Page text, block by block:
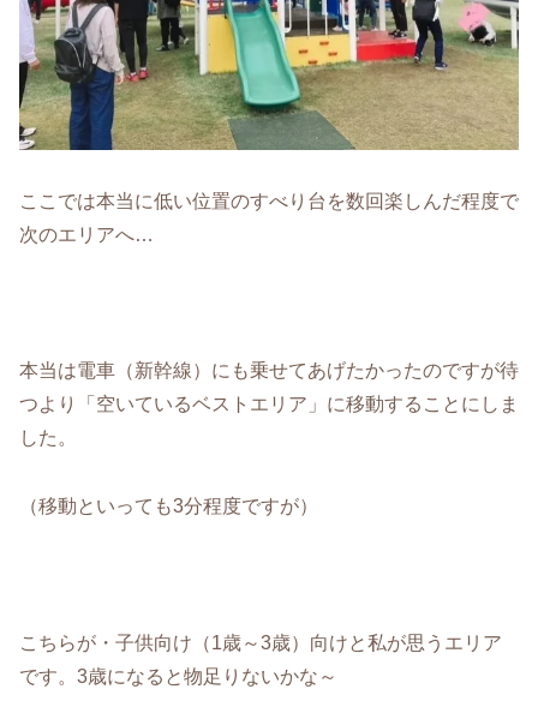
ここでは本当に低い位置のすべり台を数回楽しんだ程度で
次のエリアへ…
本当は電車（新幹線）にも乗せてあげたかったのですが待
つより「空いているベストエリア」に移動することにしま
した。
（移動といっても3分程度ですが）
こちらが・子供向け（1歳～3歳）向けと私が思うエリア
です。3歳になると物足りないかな～